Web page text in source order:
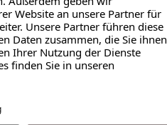
Website an unsere Partner für
Unsere Partner führen diese
Daten zusammen, die Sie ihnen
Ihrer Nutzung der Dienste
finden Sie in unseren
Hausschwamm